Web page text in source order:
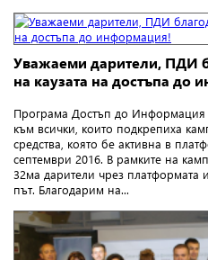
Уважаеми дарители, ПДИ
на каузата на достъпа до
Програма Достъп до Информация
към всички, които подкрепиха
средства, която бе активна в
септември 2016. В рамките на
32ма дарители чрез платформата
път. Благодарим на...